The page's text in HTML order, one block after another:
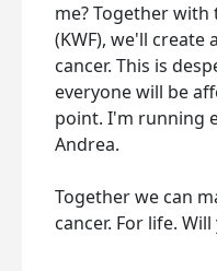
me? Together with
(KWF), we'll
cancer. This is
everyone will be
point. I'm running
Andrea.
Together we can
cancer. For life.